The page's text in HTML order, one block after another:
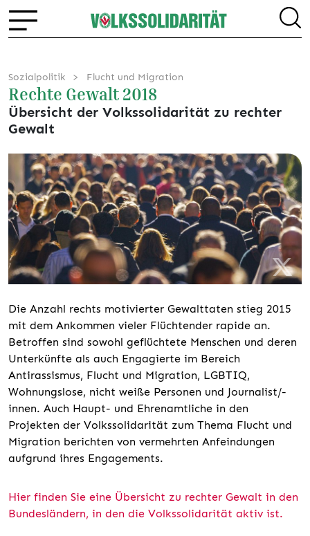
Sozialpolitik Flucht und Migration
Rechte Gewalt 2018
Übersicht der Volkssolidarität zu rechter
Gewalt
Die Anzahl rechts motivierter Gewalttaten stieg 2015
mit dem Ankommen vieler Flüchtender rapide an.
Betroffen sind sowohl geflüchtete Menschen und deren
Unterkünfte als auch Engagierte im Bereich
Antirassismus, Flucht und Migration, LGBTIQ,
Wohnungslose, nicht weiße Personen und Journalist/-
innen. Auch Haupt- und Ehrenamtliche in den
Projekten der Volkssolidarität zum Thema Flucht und
Migration berichten von vermehrten Anfeindungen
aufgrund ihres Engagements.
Hier finden Sie eine Übersicht zu rechter Gewalt in den
Bundesländern, in den die Volkssolidarität aktiv ist.